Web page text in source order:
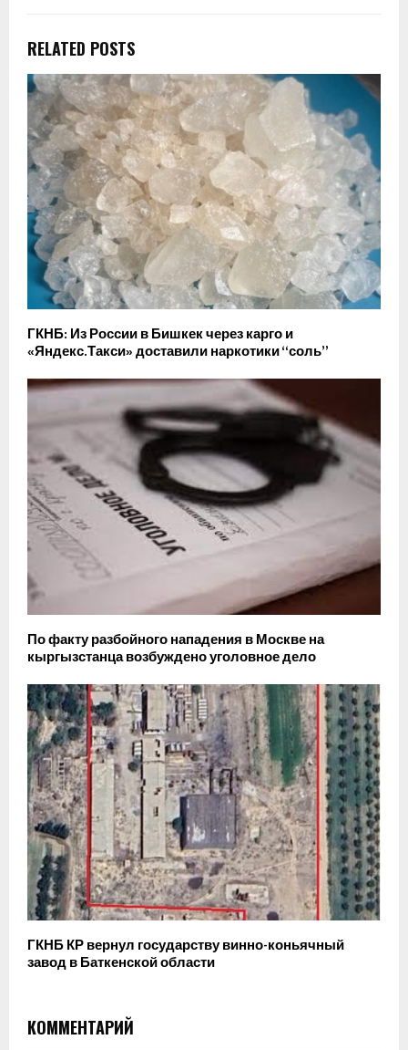
RELATED POSTS
ГКНБ: Из России в Бишкек через карго и
«Яндекс.Такси» доставили наркотики “соль”
По факту разбойного нападения в Москве на
кыргызстанца возбуждено уголовное дело
ГКНБ КР вернул государству винно-коньячный
завод в Баткенской области
КОММЕНТАРИЙ